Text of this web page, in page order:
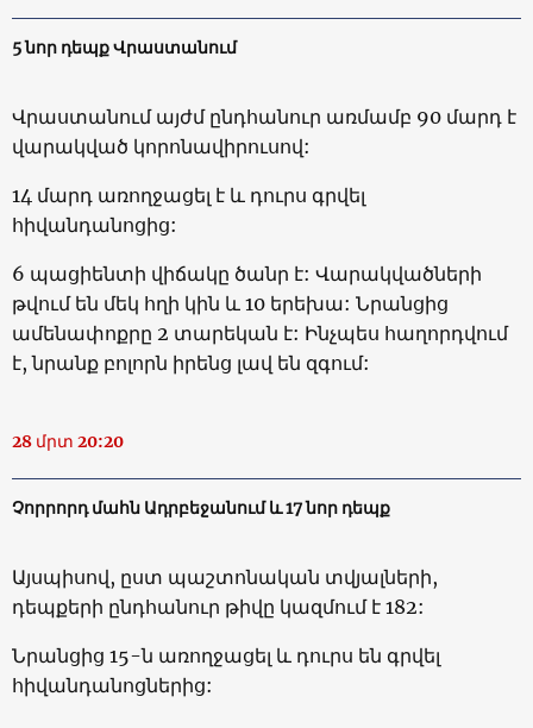
5 նոր դեպք Վրաստանում
Վրաստանում այժմ ընդհանուր առմամբ 90 մարդ է
վարակված կորոնավիրուսով:
14 մարդ առողջացել է և դուրս գրվել
հիվանդանոցից:
6 պացիենտի վիճակը ծանր է: Վարակվածների
թվում են մեկ հղի կին և 10 երեխա: Նրանցից
ամենափոքրը 2 տարեկան է: Ինչպես հաղորդվում
է, նրանք բոլորն իրենց լավ են զգում:
28 մրտ 20:20
Չորրորդ մահն Ադրբեջանում և 17 նոր դեպք
Այսպիսով, ըստ պաշտոնական տվյալների,
դեպքերի ընդհանուր թիվը կազմում է 182:
Նրանցից 15-ն առողջացել և դուրս են գրվել
հիվանդանոցներից: